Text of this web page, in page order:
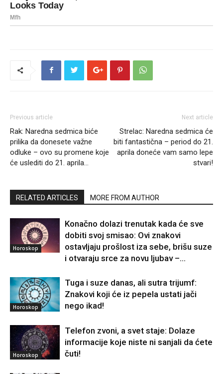
Previous article
Rak: Naredna sedmica biće
prilika da donesete važne
odluke – ovo su promene koje
će uslediti do 21. aprila…
Next article
Strelac: Naredna sedmica će
biti fantastična – period do 21.
aprila doneće vam samo lepe
stvari!
RELATED ARTICLES MORE FROM AUTHOR
Horoskop
Konačno dolazi trenutak kada će sve
dobiti svoj smisao: Ovi znakovi
ostavljaju prošlost iza sebe, brišu suze
i otvaraju srce za novu ljubav –...
Horoskop
Tuga i suze danas, ali sutra trijumf:
Znakovi koji će iz pepela ustati jači
nego ikad!
Horoskop
Telefon zvoni, a svet staje: Dolaze
informacije koje niste ni sanjali da ćete
čuti!